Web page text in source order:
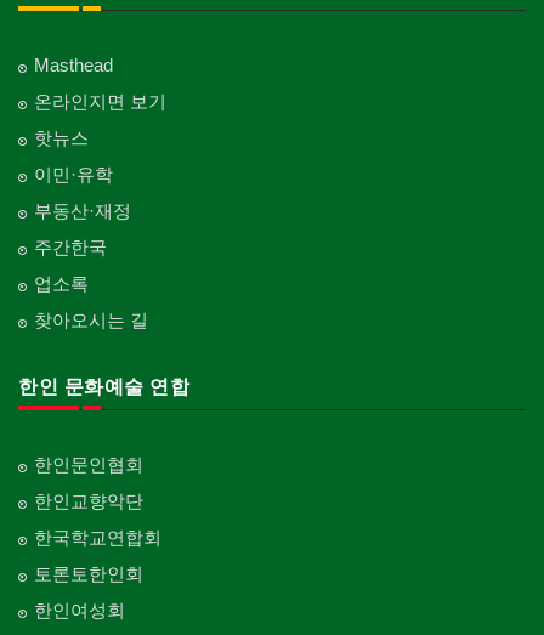
Masthead
온라인지면 보기
핫뉴스
이민·유학
부동산·재정
주간한국
업소록
찾아오시는 길
한인 문화예술 연합
한인문인협회
한인교향악단
한국학교연합회
토론토한인회
한인여성회